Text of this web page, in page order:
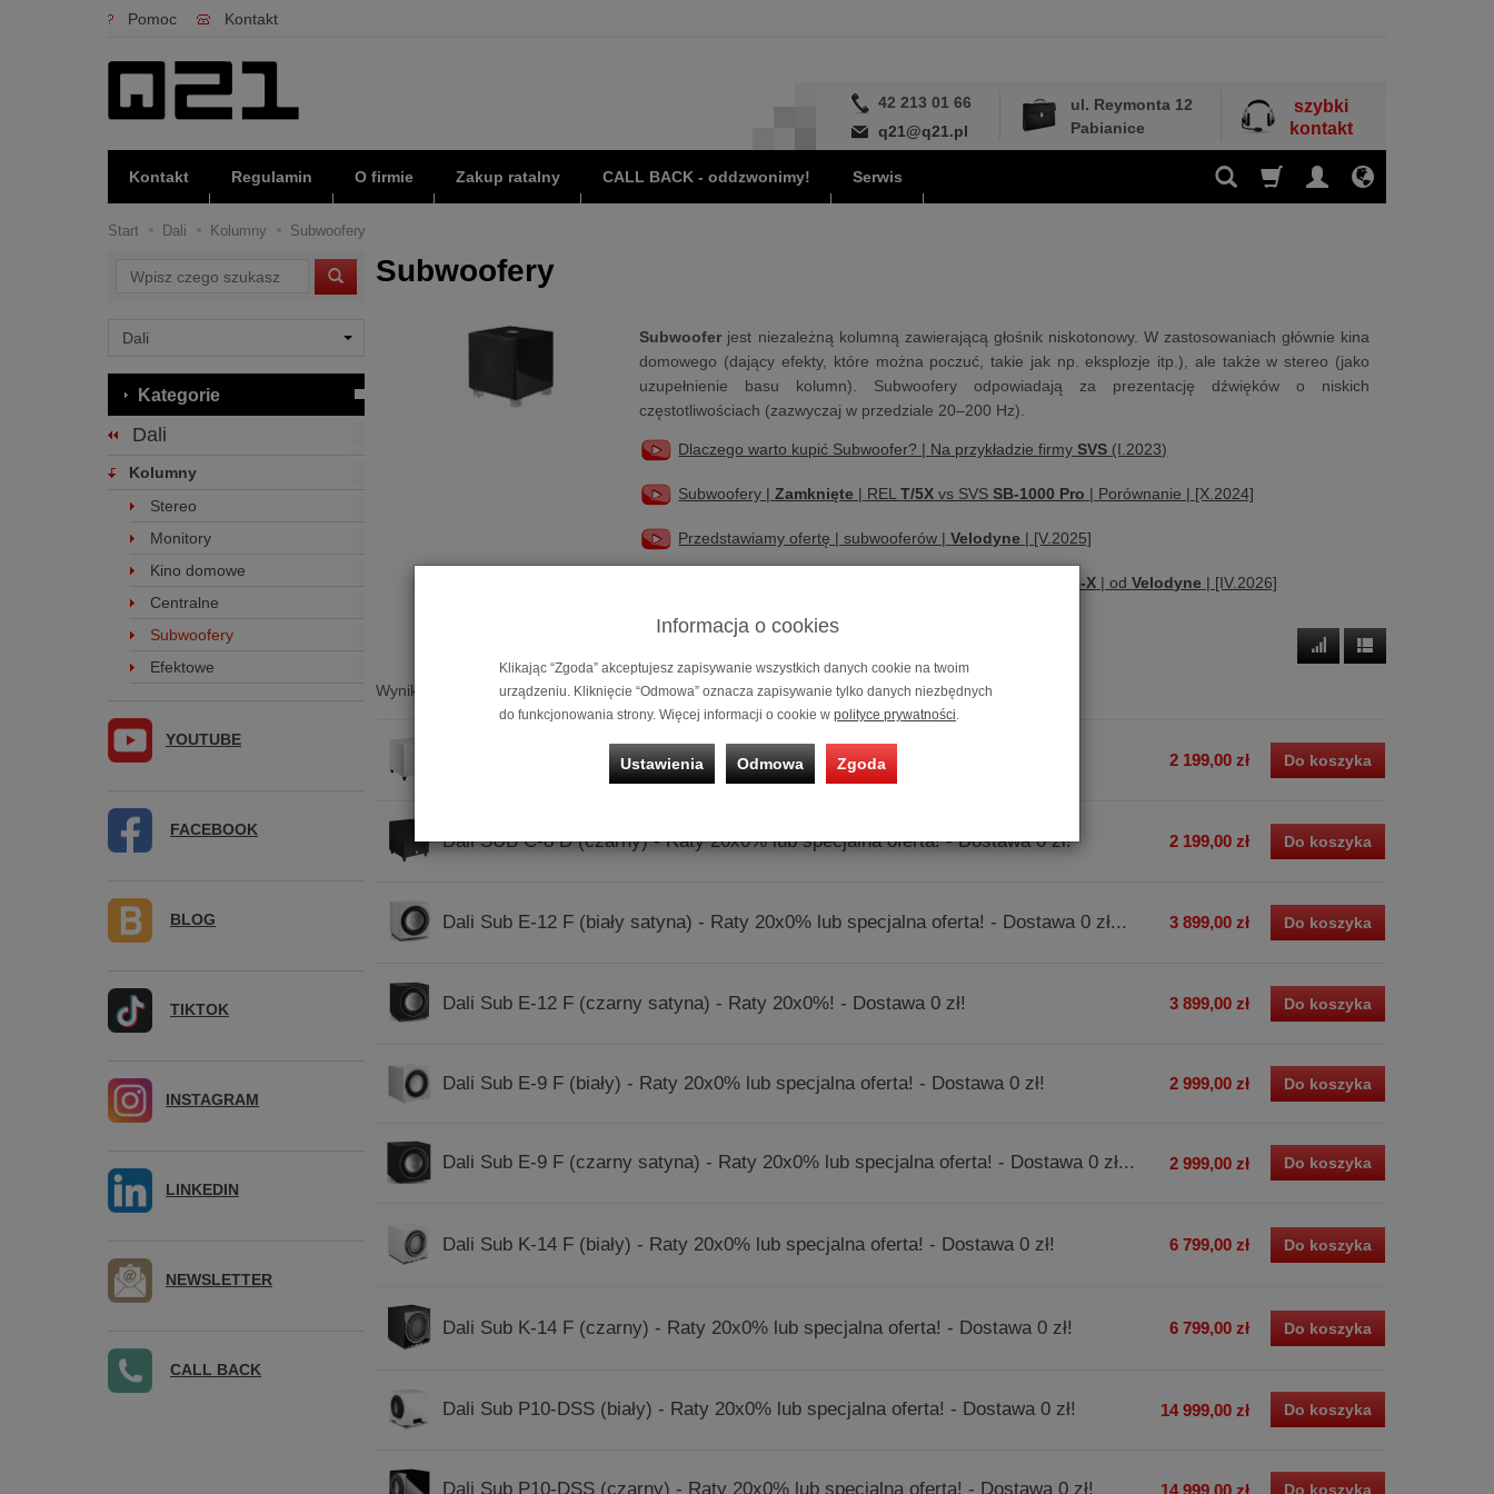
Pomoc Kontakt
42 213 01 66
q21@q21.pl
ul. Reymonta 12
Pabianice
szybki
kontakt
Kontakt Regulamin O firmie Zakup ratalny CALL BACK - oddzwonimy! Serwis
Start Dali Kolumny Subwoofery
Subwoofery
Subwoofer jest niezależną kolumną zawierającą głośnik niskotonowy. W zastosowaniach głównie kina
domowego (dający efekty, które można poczuć, takie jak np. eksplozje itp.), ale także w stereo (jako
uzupełnienie basu kolumn). Subwoofery odpowiadają za prezentację dźwięków o niskich
częstotliwościach (zazwyczaj w przedziale 20–200 Hz).
Dlaczego warto kupić Subwoofer? | Na przykładzie firmySVS (I.2023)
Subwoofery |Zamknięte | RELT/5X vs SVSSB-1000 Pro | Porównanie | [X.2024]
Przedstawiamy ofertę | subwooferów |Velodyne | [V.2025]
SPL-X | odVelodyne | [IV.2026]
Wyniki wyszukiwania prezentowane są wg trafności zapytania
Dali SUB C-8 D (biały) - Raty 20x0% lub specjalna oferta! - Dostawa 0 zł! 2 199,00 zł Do koszyka
Dali SUB C-8 D (czarny) - Raty 20x0% lub specjalna oferta! - Dostawa 0 zł! 2 199,00 zł Do koszyka
Dali Sub E-12 F (biały satyna) - Raty 20x0% lub specjalna oferta! - Dostawa 0 zł... 3 899,00 zł Do koszyka
Dali Sub E-12 F (czarny satyna) - Raty 20x0%! - Dostawa 0 zł! 3 899,00 zł Do koszyka
Dali Sub E-9 F (biały) - Raty 20x0% lub specjalna oferta! - Dostawa 0 zł! 2 999,00 zł Do koszyka
Dali Sub E-9 F (czarny satyna) - Raty 20x0% lub specjalna oferta! - Dostawa 0 zł... 2 999,00 zł Do koszyka
Dali Sub K-14 F (biały) - Raty 20x0% lub specjalna oferta! - Dostawa 0 zł! 6 799,00 zł Do koszyka
Dali Sub K-14 F (czarny) - Raty 20x0% lub specjalna oferta! - Dostawa 0 zł! 6 799,00 zł Do koszyka
Dali Sub P10-DSS (biały) - Raty 20x0% lub specjalna oferta! - Dostawa 0 zł! 14 999,00 zł Do koszyka
Dali Sub P10-DSS (czarny) - Raty 20x0% lub specjalna oferta! - Dostawa 0 zł! 14 999,00 zł Do koszyka
Wyszukaj
Kategorie
Dali
Kolumny
Stereo
Monitory
Kino domowe
Centralne
Subwoofery
Efektowe
YOUTUBE
FACEBOOK
BLOG
TIKTOK
INSTAGRAM
LINKEDIN
NEWSLETTER
CALL BACK
Informacja o cookies
Klikając “Zgoda” akceptujesz zapisywanie wszystkich danych cookie na twoim
urządzeniu. Kliknięcie “Odmowa” oznacza zapisywanie tylko danych niezbędnych
do funkcjonowania strony. Więcej informacji o cookie w polityce prywatności.
Ustawienia Odmowa Zgoda